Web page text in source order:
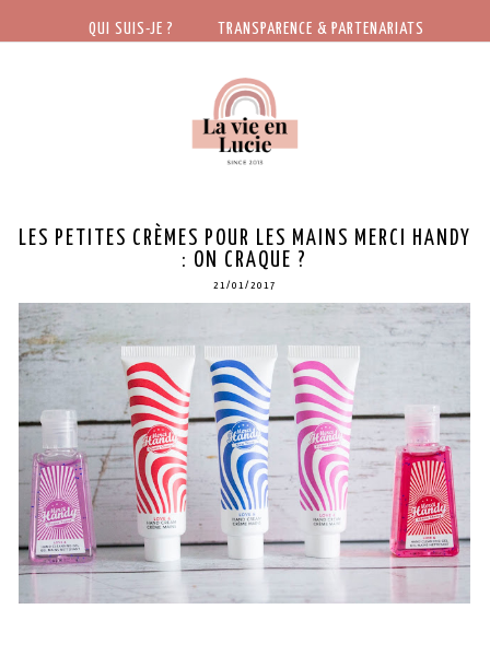
LES PETITES CRÈMES POUR LES MAINS MERCI HANDY
: ON CRAQUE ?
21/01/2017
QUI SUIS-JE ? TRANSPARENCE & PARTENARIATS